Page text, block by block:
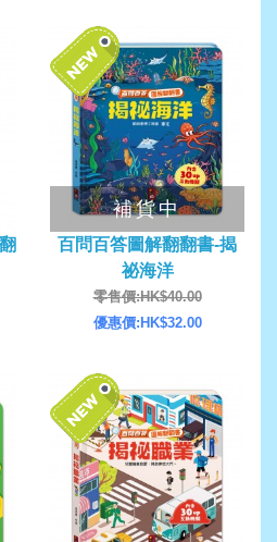
補貨中
百問百答圖解翻翻書-揭
祕海洋
零售價:HK$40.00
優惠價:HK$32.00